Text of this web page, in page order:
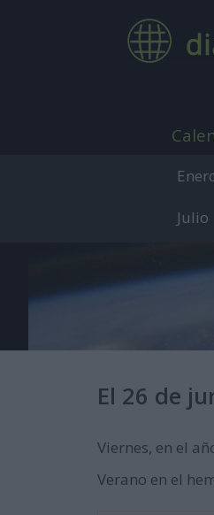
Julio
El 26 de
Viernes, en el
Verano en el